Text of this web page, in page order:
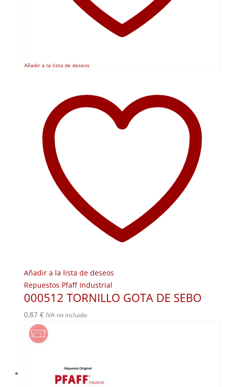
Añadir a la lista de deseos
Añadir a la lista de deseos
Repuestos Pfaff Industrial
000512 TORNILLO GOTA DE SEBO
0,87 € IVA no incluido